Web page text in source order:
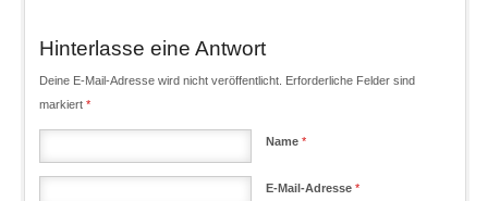
Hinterlasse eine Antwort
Deine E-Mail-Adresse wird nicht veröffentlicht. Erforderliche Felder sind
markiert *
Name *
E-Mail-Adresse *